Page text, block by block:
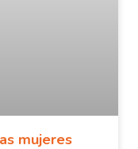
mujeres